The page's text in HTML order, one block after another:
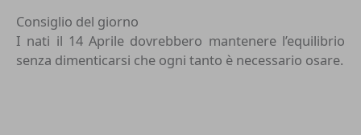
Consiglio del giorno
I nati il 14 Aprile dovrebbero mantenere l’equilibrio
senza dimenticarsi che ogni tanto è necessario osare.